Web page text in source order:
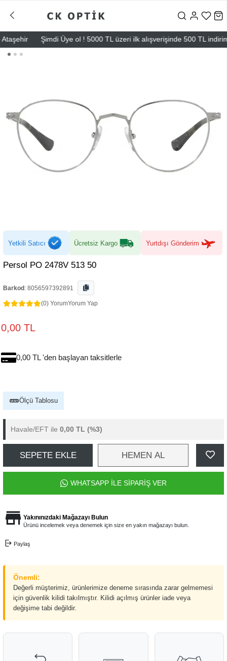
Şimdi Üye ol ! 5000 TL üzeri ilk alışverişinde 500 TL indirim
Yetkili Satıcı Ücretsiz Kargo Yurtdışı Gönderim
Persol PO 2478V 513 50
Barkod : 8056597392891
(0) YorumYorum Yap
0,00 TL
0,00 TL 'den başlayan taksitlerle
Ölçü Tablosu
Havale/EFT ile 0,00 TL (%3)
SEPETE EKLE HEMEN AL
WHATSAPP İLE SİPARİŞ VER
Yakınınızdaki Mağazayı Bulun
Ürünü incelemek veya denemek için size en yakın mağazayı bulun.
Paylaş
Önemli:
Değerli müşterimiz, ürünlerimize deneme sırasında zarar gelmemesi
için güvenlik kilidi takılmıştır. Kilidi açılmış ürünler iade veya
değişime tabi değildir.